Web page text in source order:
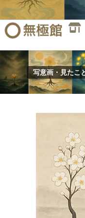
容
を
キ
ッ
プ
写意画・見たこ